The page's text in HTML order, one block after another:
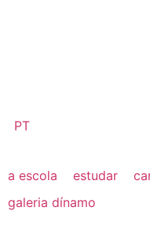
PT
a escola estudar
galeria dínamo